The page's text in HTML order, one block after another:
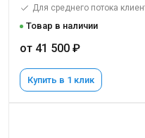
Для среднего потока
Товар в наличии
от 41 500 ₽
Купить в 1 клик